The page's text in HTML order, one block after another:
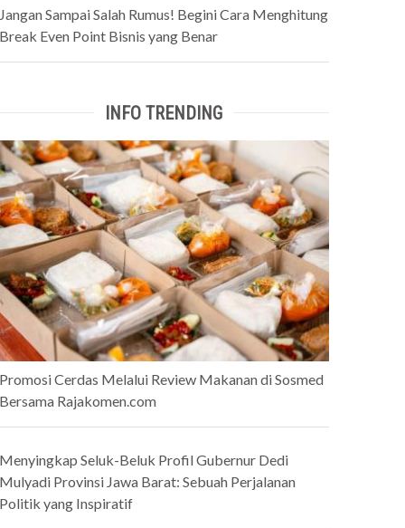
Sampai Salah Rumus! Begini Cara Menghitung
Even Point Bisnis yang Benar
INFO TRENDING
Cerdas Melalui Review Makanan di Sosmed
Rajakomen.com
Seluk-Beluk Profil Gubernur Dedi
Provinsi Jawa Barat: Sebuah Perjalanan
yang Inspiratif